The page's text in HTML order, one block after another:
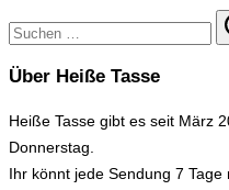
Suchen
nach:
Über Heiße Tasse
Heiße Tasse gibt es seit März
Donnerstag.
Ihr könnt jede Sendung 7